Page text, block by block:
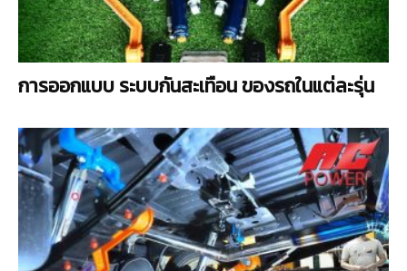
การออกแบบ ระบบกันสะเทือน ของรถในแต่ละรุ่น